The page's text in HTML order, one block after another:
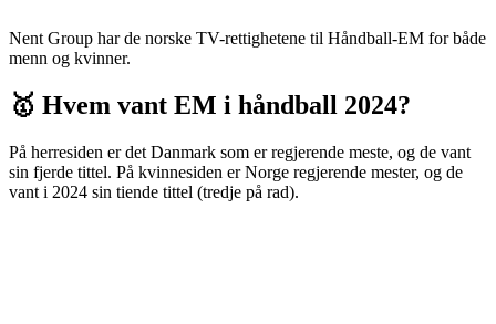
Nent Group har de norske TV-rettighetene til Håndball-EM for både
menn og kvinner.
🥇 Hvem vant EM i håndball 2024?
På herresiden er det Danmark som er regjerende meste, og de vant
sin fjerde tittel. På kvinnesiden er Norge regjerende mester, og de
vant i 2024 sin tiende tittel (tredje på rad).